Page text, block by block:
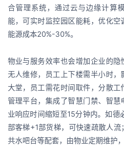
合管理系统，通过云与边缘计算
能，可实时监控园区能耗，优化
能源成本20%-30%。
物业与服务效率也会增加企业的隐
无人维修，员工上下楼需半小时，
大堂，员工需花时间取件，分散
管理平台，集成了智慧门禁、智
业响应时间缩短至15分钟内。如德
部客梯+1部货梯，可快速疏散人
共水吧台等配套，由物业定期维护